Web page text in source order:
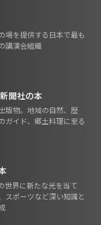
場を提供する日本で最も
講演会組織
聞社の本
版物。地域の自然、歴
ガイド、郷土料理に至る
世界に新たな光を当て
スポーツなど深い知識と